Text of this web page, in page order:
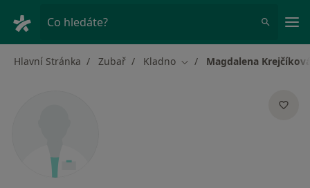
Co hledáte?
Hlavní Stránka Zubař Kladno Změna města
Magdalena